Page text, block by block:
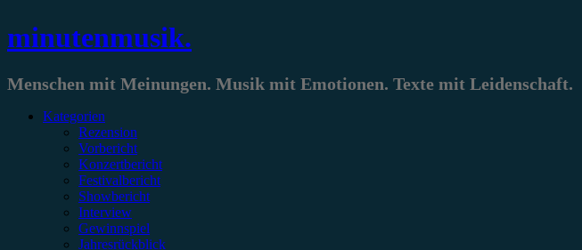
minutenmusik.
Menschen mit Meinungen. Musik mit Emotionen. Texte mit Leidenschaft.
Kategorien
Rezension
Vorbericht
Konzertbericht
Festivalbericht
Showbericht
Interview
Gewinnspiel
Jahresrückblick